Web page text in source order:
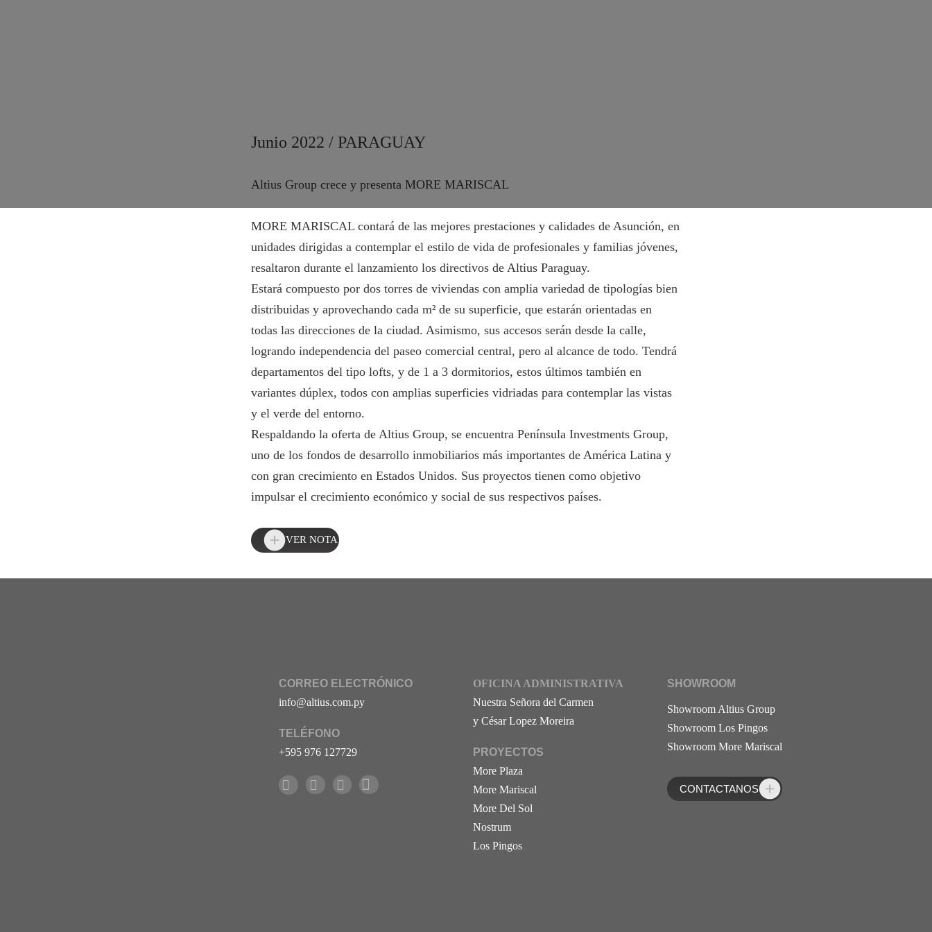
Junio 2022 / PARAGUAY
Altius Group crece y presenta MORE MARISCAL
MORE MARISCAL contará de las mejores prestaciones y calidades de Asunción, en
unidades dirigidas a contemplar el estilo de vida de profesionales y familias jóvenes,
resaltaron durante el lanzamiento los directivos de Altius Paraguay.
Estará compuesto por dos torres de viviendas con amplia variedad de tipologías bien
distribuidas y aprovechando cada m² de su superficie, que estarán orientadas en
todas las direcciones de la ciudad. Asimismo, sus accesos serán desde la calle,
logrando independencia del paseo comercial central, pero al alcance de todo. Tendrá
departamentos del tipo lofts, y de 1 a 3 dormitorios, estos últimos también en
variantes dúplex, todos con amplias superficies vidriadas para contemplar las vistas
y el verde del entorno.
Respaldando la oferta de Altius Group, se encuentra Península Investments Group,
uno de los fondos de desarrollo inmobiliarios más importantes de América Latina y
con gran crecimiento en Estados Unidos. Sus proyectos tienen como objetivo
impulsar el crecimiento económico y social de sus respectivos países.
VER NOTA
CORREO ELECTRÓNICO
info@altius.com.py
TELÉFONO
+595 976 127729
OFICINA ADMINISTRATIVA
Nuestra Señora del Carmen
y César Lopez Moreira
PROYECTOS
More Plaza
More Mariscal
More Del Sol
Nostrum
Los Pingos
SHOWROOM
Showroom Altius Group
Showroom Los Pingos
Showroom More Mariscal
CONTACTANOS